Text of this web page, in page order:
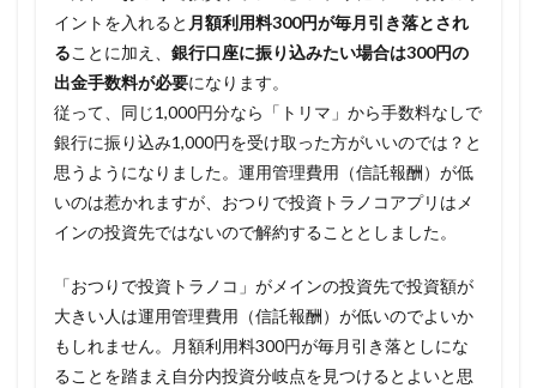
イントを入れると 月額利用料300円が毎月引き落とされ
ることに加え、 銀行口座に振り込みたい場合は300円の
出金手数料が必要になります。
従って、同じ1,000円分なら「トリマ」から手数料なしで
銀行に振り込み1,000円を受け取った方がいいのでは？と
思うようになりました。運用管理費用（信託報酬）が低
いのは惹かれますが、おつりで投資トラノコアプリはメ
インの投資先ではないので解約することとしました。
「おつりで投資トラノコ」がメインの投資先で投資額が
大きい人は運用管理費用（信託報酬）が低いのでよいか
もしれません。月額利用料300円が毎月引き落としにな
ることを踏まえ自分内投資分岐点を見つけるとよいと思